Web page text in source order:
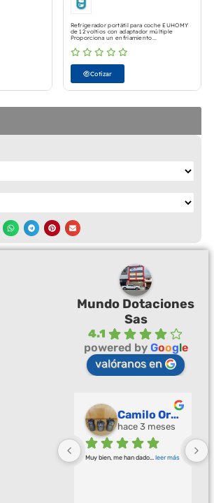
Refrigerador portátil para coche EUHOMY
de 12 voltios con adaptador múltiple
Proporciona un enfriamiento...
Cotizar
Mundo Dotaciones
Sas
4.1
powered by Google
valóranos en
Camilo Ortegón
hace 3 meses
Muy bien, me han dado leer más